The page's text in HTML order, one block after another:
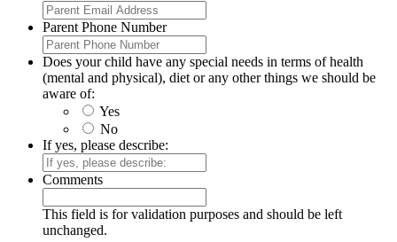
Parent Phone Number
Does your child have any special needs in terms of health
(mental and physical), diet or any other things we should be
aware of:
Yes
No
If yes, please describe:
Comments
This field is for validation purposes and should be left
unchanged.